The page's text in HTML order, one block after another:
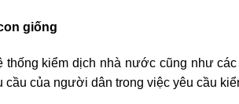
giống
thống kiểm dịch nhà nước cũng như
cầu của người dân trong việc yêu cầu